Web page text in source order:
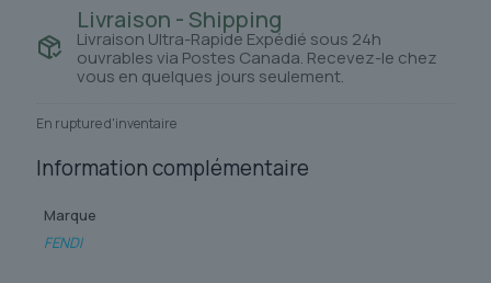
Livraison - Shipping
Livraison Ultra-Rapide Expédié sous 24h
ouvrables via Postes Canada. Recevez-le chez
vous en quelques jours seulement.
En rupture d'inventaire
Information complémentaire
Marque
FENDI